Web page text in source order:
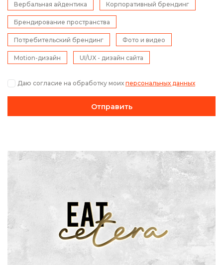
Вербальная айдентика Корпоративный брендинг
Брендирование пространства
Потребительский брендинг Фото и видео
Motion-дизайн UI/UX - дизайн сайта
Даю согласие на обработку моих персональных данных